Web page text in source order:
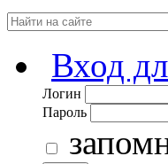
Вход
Логин
Пароль